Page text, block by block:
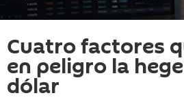
Cuatro factores
en peligro la
dólar